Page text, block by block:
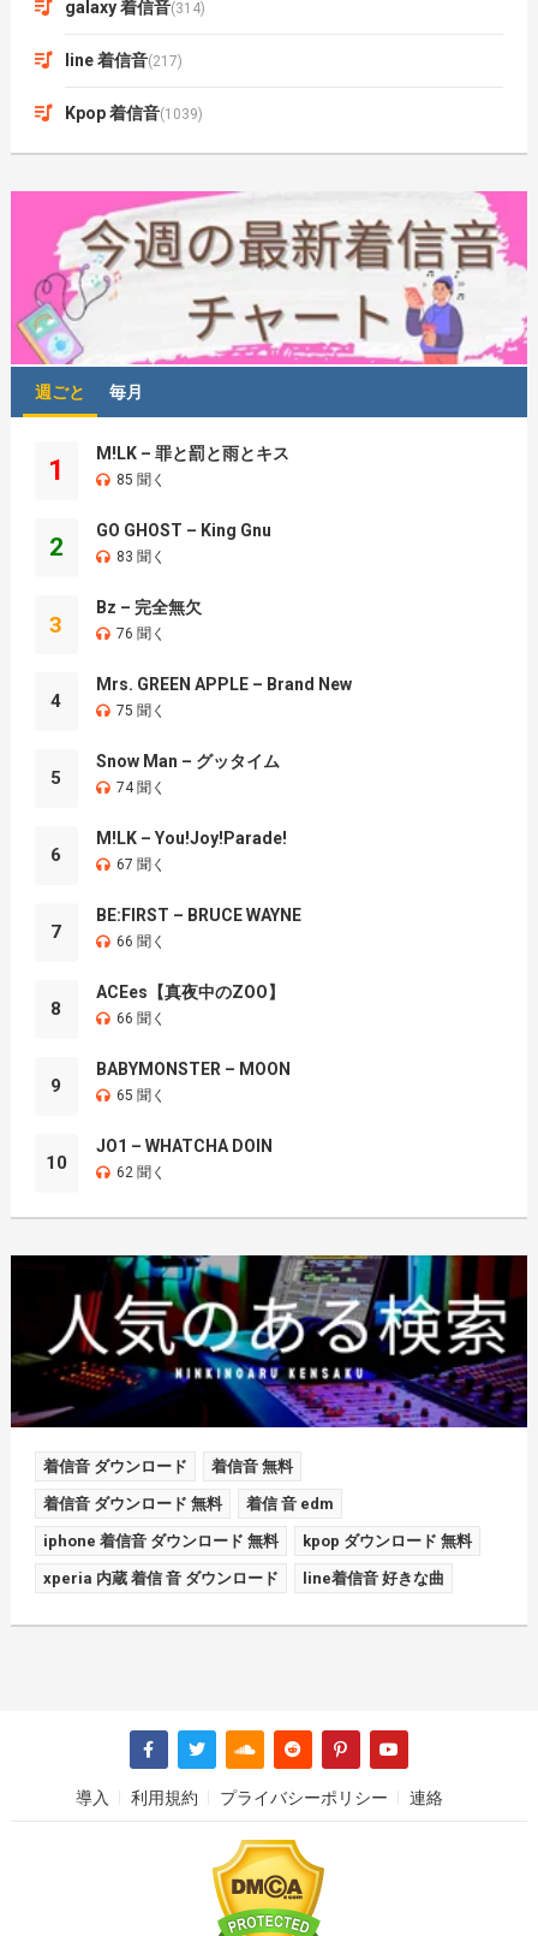
galaxy 着信音(314)
line 着信音(217)
Kpop 着信音(1039)
週ごと 毎月
1
M!LK – 罪と罰と雨とキス
85 聞く
2
GO GHOST – King Gnu
83 聞く
3
Bz – 完全無欠
76 聞く
4
Mrs. GREEN APPLE – Brand New
75 聞く
5
Snow Man – グッタイム
74 聞く
6
M!LK – You!Joy!Parade!
67 聞く
7
BE:FIRST – BRUCE WAYNE
66 聞く
8
ACEes【真夜中のZOO】
66 聞く
9
BABYMONSTER – MOON
65 聞く
10
JO1 – WHATCHA DOIN
62 聞く
着信音 ダウンロード 着信音 無料
着信音 ダウンロード 無料 着信 音 edm
iphone 着信音 ダウンロード 無料 kpop ダウンロード 無料
xperia 内蔵 着信 音 ダウンロード line着信音 好きな曲
導入 利用規約 プライバシーポリシー 連絡